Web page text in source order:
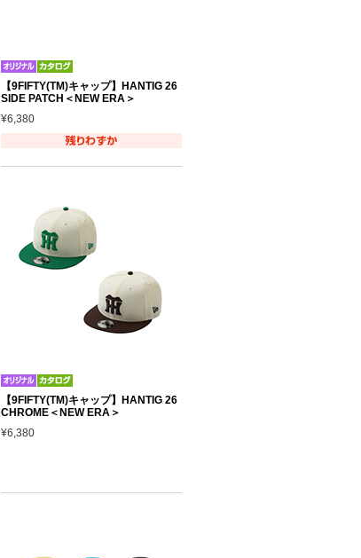
【9FIFTY(TM)キャップ】HANTIG 26
SIDE PATCH＜NEW ERA＞
¥6,380
【9FIFTY(TM)キャップ】HANTIG 26
CHROME＜NEW ERA＞
¥6,380